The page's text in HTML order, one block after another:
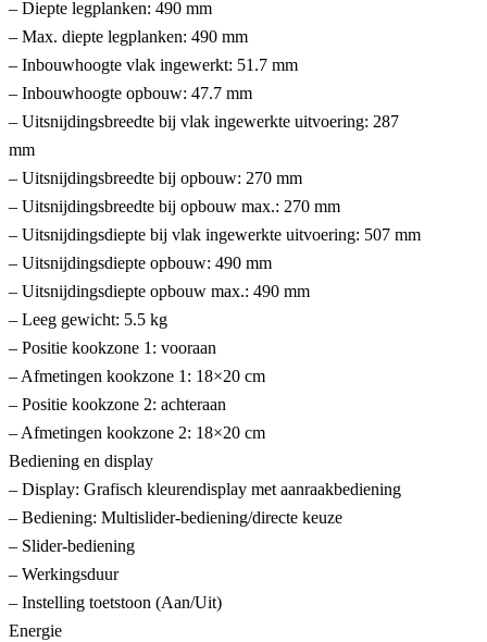
– Diepte legplanken: 490 mm
– Max. diepte legplanken: 490 mm
– Inbouwhoogte vlak ingewerkt: 51.7 mm
– Inbouwhoogte opbouw: 47.7 mm
– Uitsnijdingsbreedte bij vlak ingewerkte uitvoering: 287
mm
– Uitsnijdingsbreedte bij opbouw: 270 mm
– Uitsnijdingsbreedte bij opbouw max.: 270 mm
– Uitsnijdingsdiepte bij vlak ingewerkte uitvoering: 507 mm
– Uitsnijdingsdiepte opbouw: 490 mm
– Uitsnijdingsdiepte opbouw max.: 490 mm
– Leeg gewicht: 5.5 kg
– Positie kookzone 1: vooraan
– Afmetingen kookzone 1: 18×20 cm
– Positie kookzone 2: achteraan
– Afmetingen kookzone 2: 18×20 cm
Bediening en display
– Display: Grafisch kleurendisplay met aanraakbediening
– Bediening: Multislider-bediening/directe keuze
– Slider-bediening
– Werkingsduur
– Instelling toetstoon (Aan/Uit)
Energie